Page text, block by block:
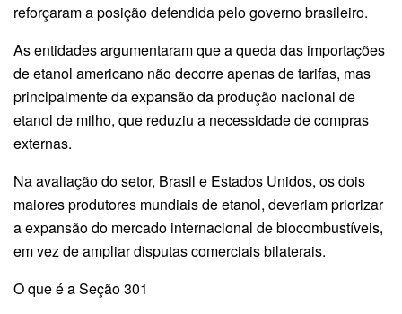
reforçaram a posição defendida pelo governo brasileiro.
As entidades argumentaram que a queda das importações
de etanol americano não decorre apenas de tarifas, mas
principalmente da expansão da produção nacional de
etanol de milho, que reduziu a necessidade de compras
externas.
Na avaliação do setor, Brasil e Estados Unidos, os dois
maiores produtores mundiais de etanol, deveriam priorizar
a expansão do mercado internacional de biocombustíveis,
em vez de ampliar disputas comerciais bilaterais.
O que é a Seção 301